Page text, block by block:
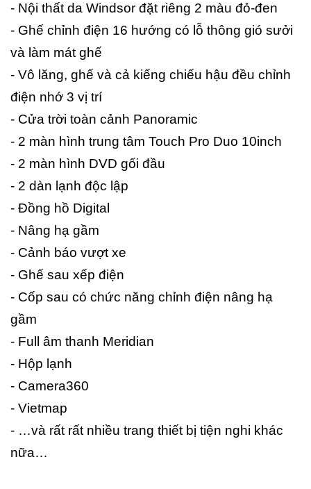
- Nội thất da Windsor đặt riêng 2 màu đỏ-đen
- Ghế chỉnh điện 16 hướng có lỗ thông gió sưởi
và làm mát ghế
- Vô lăng, ghế và cả kiếng chiếu hậu đều chỉnh
điện nhớ 3 vị trí
- Cửa trời toàn cảnh Panoramic
- 2 màn hình trung tâm Touch Pro Duo 10inch
- 2 màn hình DVD gối đầu
- 2 dàn lạnh độc lập
- Đồng hồ Digital
- Nâng hạ gầm
- Cảnh báo vượt xe
- Ghế sau xếp điện
- Cốp sau có chức năng chỉnh điện nâng hạ
gầm
- Full âm thanh Meridian
- Hộp lạnh
- Camera360
- Vietmap
- …và rất rất nhiều trang thiết bị tiện nghi khác
nữa…